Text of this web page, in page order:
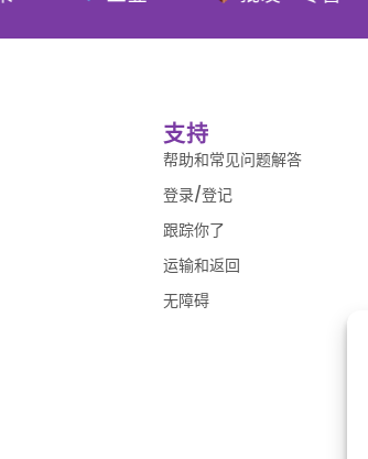
支持
帮助和常见问题解答
登录/登记
跟踪你了
运输和返回
无障碍